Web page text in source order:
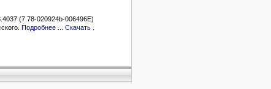
(7.78-020924b-006496E)
Подробнее ... Скачать .